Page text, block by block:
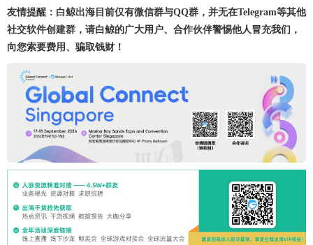
友情提醒：白鲸出海目前仅有微信群与QQ群，并无在Telegram等其他
社交软件创建群，请白鲸的广大用户、合作伙伴警惕他人冒充我们，
向您索要费用、骗取钱财！